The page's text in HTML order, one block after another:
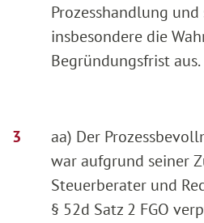
Prozesshandlung
insbesondere die
Begründungsfrist aus.
aa) Der
war aufgrund seiner
Steuerberater und
§ 52d Satz 2 FGO